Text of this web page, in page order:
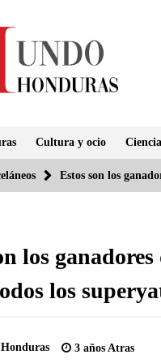
Cultura y ocio
Estos son los
los
los
3 años Atras